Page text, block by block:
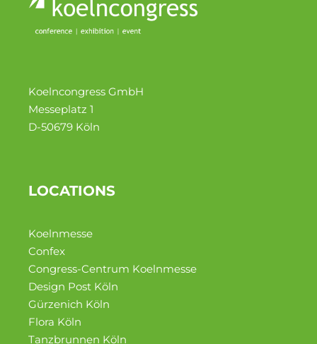
Koelncongress GmbH
Messeplatz 1
D-50679 Köln
LOCATIONS
Koelnmesse
Confex
Congress-Centrum Koelnmesse
Design Post Köln
Gürzenich Köln
Flora Köln
Tanzbrun­nen Köln